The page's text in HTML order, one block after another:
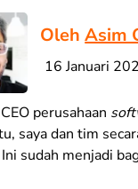
OlehAsim
16 Januari
perusahaan
saya dan tim
sudah menjadi